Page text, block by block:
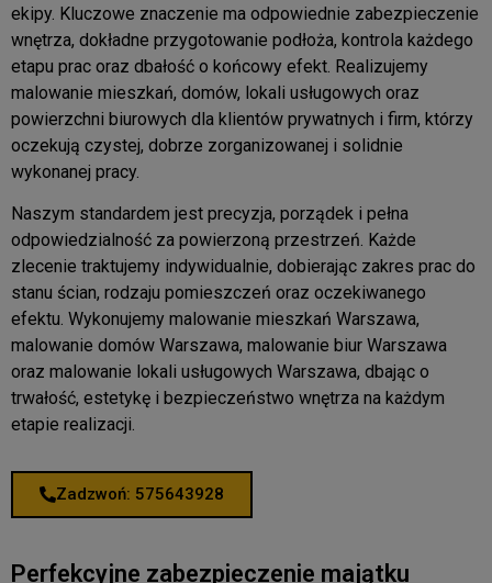
ekipy. Kluczowe znaczenie ma odpowiednie zabezpieczenie
wnętrza, dokładne przygotowanie podłoża, kontrola każdego
etapu prac oraz dbałość o końcowy efekt. Realizujemy
malowanie mieszkań, domów, lokali usługowych oraz
powierzchni biurowych dla klientów prywatnych i firm, którzy
oczekują czystej, dobrze zorganizowanej i solidnie
wykonanej pracy.
Naszym standardem jest precyzja, porządek i pełna
odpowiedzialność za powierzoną przestrzeń. Każde
zlecenie traktujemy indywidualnie, dobierając zakres prac do
stanu ścian, rodzaju pomieszczeń oraz oczekiwanego
efektu. Wykonujemy malowanie mieszkań Warszawa,
malowanie domów Warszawa, malowanie biur Warszawa
oraz malowanie lokali usługowych Warszawa, dbając o
trwałość, estetykę i bezpieczeństwo wnętrza na każdym
etapie realizacji.
Zadzwoń: 575643928
Perfekcyjne zabezpieczenie majątku